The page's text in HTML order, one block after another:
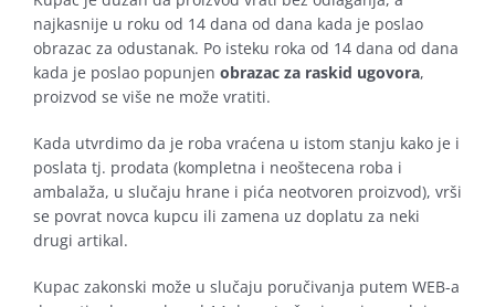
najkasnije u roku od 14 dana od dana kada je poslao
obrazac za odustanak. Po isteku roka od 14 dana od dana
kada je poslao popunjen obrazac za raskid ugovora,
proizvod se više ne može vratiti.
Kada utvrdimo da je roba vraćena u istom stanju kako je i
poslata tj. prodata (kompletna i neoštecena roba i
ambalaža, u slučaju hrane i pića neotvoren proizvod), vrši
se povrat novca kupcu ili zamena uz doplatu za neki
drugi artikal.
Kupac zakonski može u slučaju poručivanja putem WEB-a